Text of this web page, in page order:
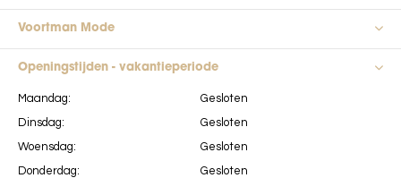
Voortman Mode
Openingstijden - vakantieperiode
Maandag:
Dinsdag:
Woensdag:
Donderdag:
Gesloten
Gesloten
Gesloten
Gesloten